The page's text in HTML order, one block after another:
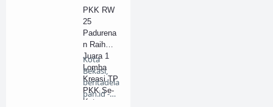
PKK RW
25
Padurena
n Raih
Juara 1
Lomba
Kreasi TP
PKK Se-
Kota
Kota
Bekasi,
beritadela
pan.id -